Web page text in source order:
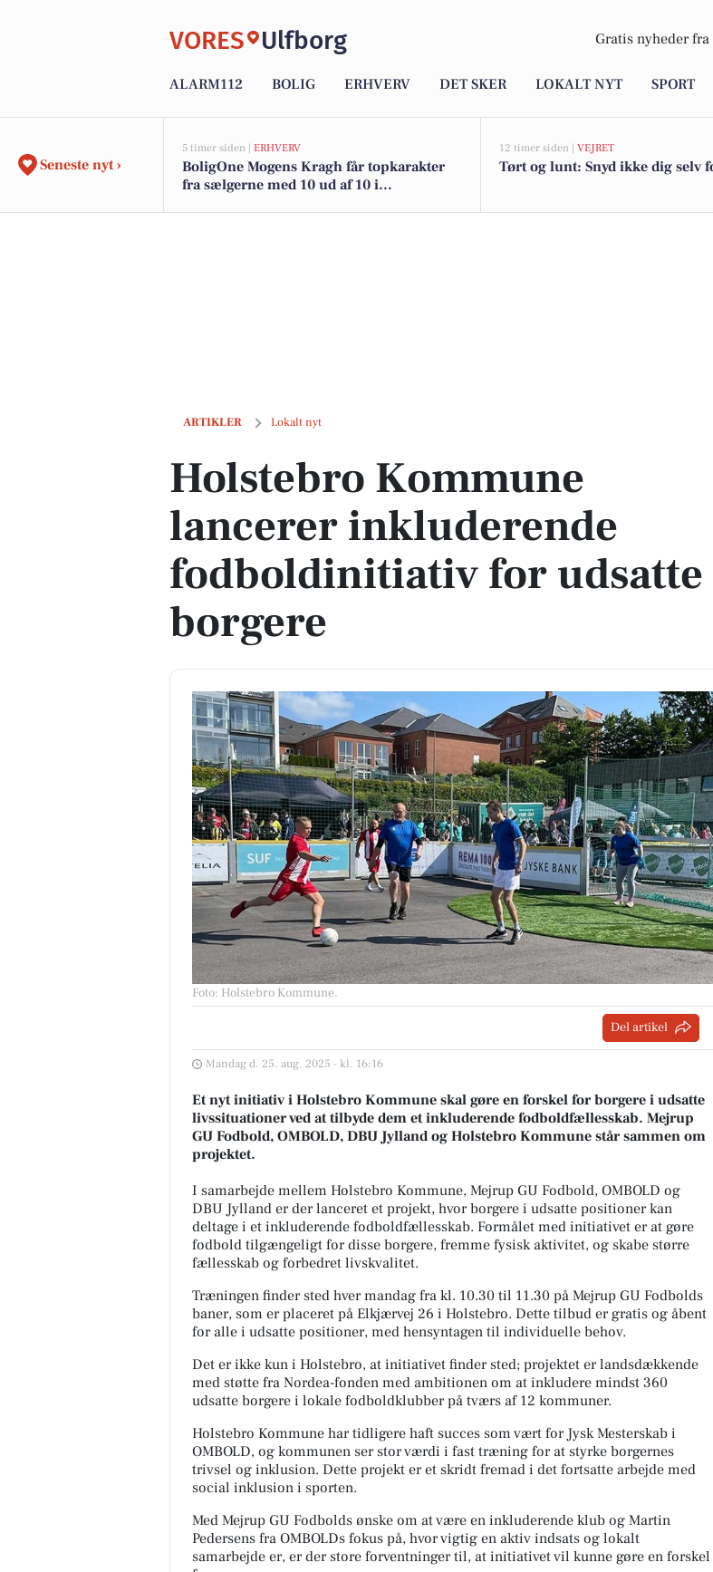
VORES Ulfborg Gratis nyheder fra
ALARM112 BOLIG ERHVERV DET SKER LOKALT NYT SPORT
Seneste nyt ›
5 timer siden | ERHVERV
BoligOne Mogens Kragh får topkarakter
fra sælgerne med 10 ud af 10 i
12 timer siden | VEJRET
Tørt og lunt: Snyd ikke dig selv
ARTIKLER Lokalt nyt
Holstebro Kommune lancerer inkluderende fodboldinitiativ for udsatte borgere
Holstebro Kommune
lancerer inkluderende
fodboldinitiativ for udsatte
borgere
Foto: Holstebro Kommune.
Del artikel
Mandag d. 25. aug. 2025 - kl. 16:16
Et nyt initiativ i Holstebro Kommune skal gøre en forskel for borgere i udsatte
livssituationer ved at tilbyde dem et inkluderende fodboldfællesskab. Mejrup
GU Fodbold, OMBOLD, DBU Jylland og Holstebro Kommune står sammen om
projektet.
I samarbejde mellem Holstebro Kommune, Mejrup GU Fodbold, OMBOLD og
DBU Jylland er der lanceret et projekt, hvor borgere i udsatte positioner kan
deltage i et inkluderende fodboldfællesskab. Formålet med initiativet er at gøre
fodbold tilgængeligt for disse borgere, fremme fysisk aktivitet, og skabe større
fællesskab og forbedret livskvalitet.
Træningen finder sted hver mandag fra kl. 10.30 til 11.30 på Mejrup GU Fodbolds
baner, som er placeret på Elkjærvej 26 i Holstebro. Dette tilbud er gratis og åbent
for alle i udsatte positioner, med hensyntagen til individuelle behov.
Det er ikke kun i Holstebro, at initiativet finder sted; projektet er landsdækkende
med støtte fra Nordea-fonden med ambitionen om at inkludere mindst 360
udsatte borgere i lokale fodboldklubber på tværs af 12 kommuner.
Holstebro Kommune har tidligere haft succes som vært for Jysk Mesterskab i
OMBOLD, og kommunen ser stor værdi i fast træning for at styrke borgernes
trivsel og inklusion. Dette projekt er et skridt fremad i det fortsatte arbejde med
social inklusion i sporten.
Med Mejrup GU Fodbolds ønske om at være en inkluderende klub og Martin
Pedersens fra OMBOLDs fokus på, hvor vigtig en aktiv indsats og lokalt
samarbejde er, er der store forventninger til, at initiativet vil kunne gøre en forskel